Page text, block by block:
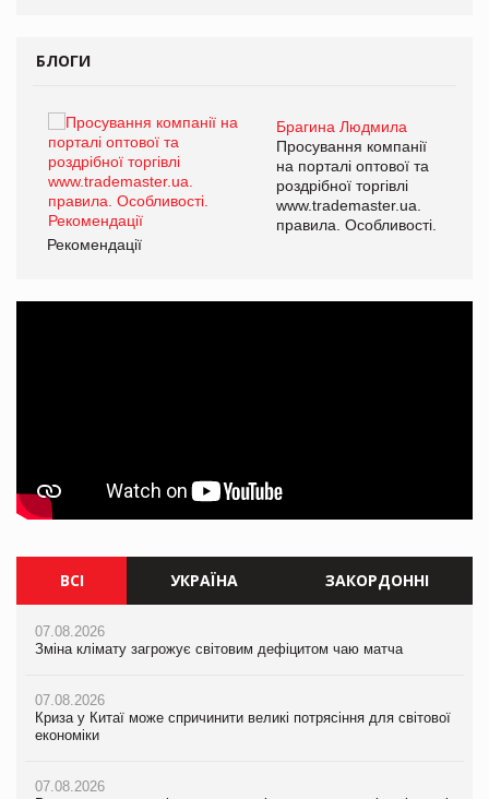
БЛОГИ
Брагина Людмила
Просування компанії
на порталі оптової та
роздрібної торгівлі
www.trademaster.ua.
правила. Особливості.
Рекомендації
ВСІ УКРАЇНА ЗАКОРДОННІ
07.08.2026
Зміна клімату загрожує світовим дефіцитом чаю матча
07.08.2026
Криза у Китаї може спричинити великі потрясіння для світової
економіки
07.08.2026
07.08.2026
Зміна клімату загрожує світовим дефіцитом чаю матча
07.08.2026
Криза у Китаї може спричинити великі потрясіння для світової
економіки
07.08.2026
07.08.2026
Зміна клімату загрожує світовим дефіцитом чаю матча
07.08.2026
Криза у Китаї може спричинити великі потрясіння для світової
економіки
07.08.2026